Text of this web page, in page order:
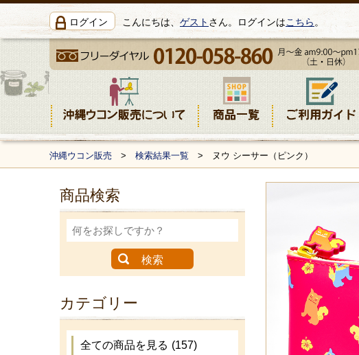
ログイン こんにちは、ゲスト さん。ログインはこちら 。
沖縄ウコン販売 > 検索結果一覧 > ヌウ シーサー（ピンク）
商品検索
カテゴリー
全ての商品を見る (157)